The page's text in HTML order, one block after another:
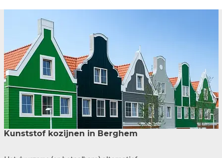
Kunststof kozijnen in Berghem